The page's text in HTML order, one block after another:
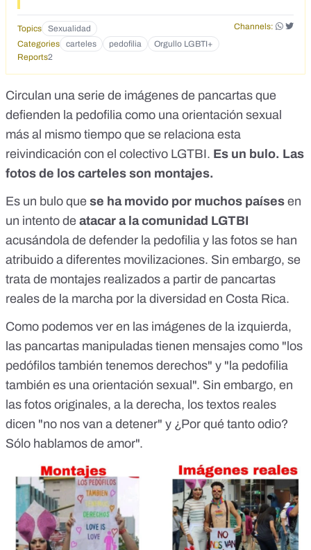
Topics Sexualidad
Channels:
Categories
carteles pedofilia
Orgullo LGBTI+
Reports2
Circulan una serie de imágenes de pancartas que
defienden la pedofilia como una orientación sexual
más al mismo tiempo que se relaciona esta
reivindicación con el colectivo LGTBI. Es un bulo. Las
fotos de los carteles son montajes.
Es un bulo que se ha movido por muchos países en
un intento de atacar a la comunidad LGTBI
acusándola de defender la pedofilia y las fotos se han
atribuido a diferentes movilizaciones. Sin embargo, se
trata de montajes realizados a partir de pancartas
reales de la marcha por la diversidad en Costa Rica.
Como podemos ver en las imágenes de la izquierda,
las pancartas manipuladas tienen mensajes como "los
pedófilos también tenemos derechos" y "la pedofilia
también es una orientación sexual". Sin embargo, en
las fotos originales, a la derecha, los textos reales
dicen "no nos van a detener" y ¿Por qué tanto odio?
Sólo hablamos de amor".